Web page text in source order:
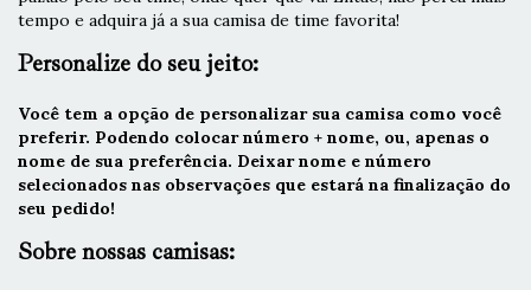
tempo e adquira já a sua camisa de time favorita!
Personalize do seu jeito:
Você tem a opção de personalizar sua camisa como você
preferir. Podendo colocar número + nome, ou, apenas o
nome de sua preferência. Deixar nome e número
selecionados nas observações que estará na finalização do
seu pedido!
Sobre nossas camisas: